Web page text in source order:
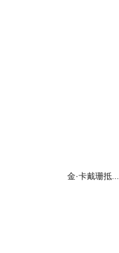
金·卡戴珊抵...